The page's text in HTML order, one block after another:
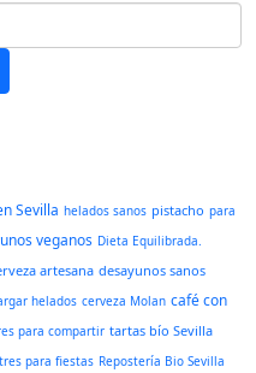
Sevilla helados sanos pistacho para
veganos Dieta Equilibrada.
artesana desayunos sanos
helados cerveza Molan café con
para compartir tartas bío Sevilla
para fiestas Repostería Bio Sevilla